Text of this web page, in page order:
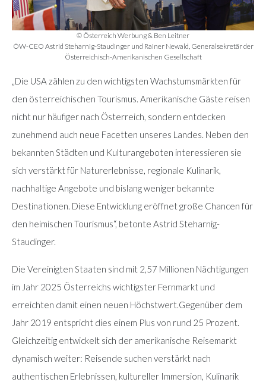
© Österreich Werbung & Ben Leitner
ÖW-CEO Astrid Steharnig-Staudinger und Rainer Newald, Generalsekretär der
Österreichisch-Amerikanischen Gesellschaft
„Die USA zählen zu den wichtigsten Wachstumsmärkten für
den österreichischen Tourismus. Amerikanische Gäste reisen
nicht nur häufiger nach Österreich, sondern entdecken
zunehmend auch neue Facetten unseres Landes. Neben den
bekannten Städten und Kulturangeboten interessieren sie
sich verstärkt für Naturerlebnisse, regionale Kulinarik,
nachhaltige Angebote und bislang weniger bekannte
Destinationen. Diese Entwicklung eröffnet große Chancen für
den heimischen Tourismus“, betonte Astrid Steharnig-
Staudinger.
Die Vereinigten Staaten sind mit 2,57 Millionen Nächtigungen
im Jahr 2025 Österreichs wichtigster Fernmarkt und
erreichten damit einen neuen Höchstwert.Gegenüber dem
Jahr 2019 entspricht dies einem Plus von rund 25 Prozent.
Gleichzeitig entwickelt sich der amerikanische Reisemarkt
dynamisch weiter: Reisende suchen verstärkt nach
authentischen Erlebnissen, kultureller Immersion, Kulinarik